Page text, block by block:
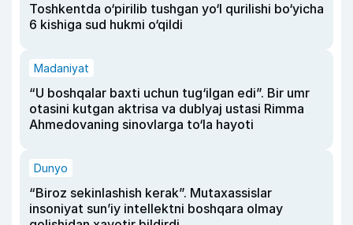
Toshkentda o‘pirilib tushgan yo‘l qurilishi bo‘yicha
6 kishiga sud hukmi o‘qildi
Madaniyat
“U boshqalar baxti uchun tug‘ilgan edi”. Bir umr
otasini kutgan aktrisa va dublyaj ustasi Rimma
Ahmedovaning sinovlarga to‘la hayoti
Dunyo
“Biroz sekinlashish kerak”. Mutaxassislar
insoniyat sun’iy intellektni boshqara olmay